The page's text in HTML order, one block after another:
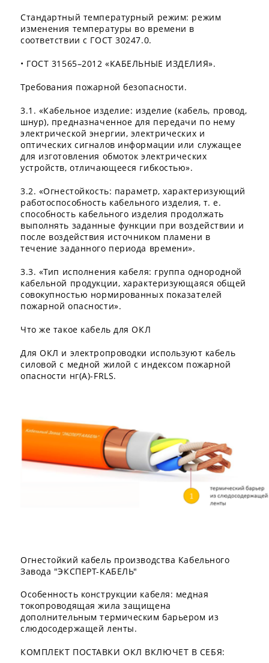
Стандартный температурный режим: режим
изменения температуры во времени в
соответствии с ГОСТ 30247.0.
• ГОСТ 31565–2012 «КАБЕЛЬНЫЕ ИЗДЕЛИЯ».
Требования пожарной безопасности.
3.1. «Кабельное изделие: изделие (кабель, провод,
шнур), предназначенное для передачи по нему
электрической энергии, электрических и
оптических сигналов информации или служащее
для изготовления обмоток электрических
устройств, отличающееся гибкостью».
3.2. «Огнестойкость: параметр, характеризующий
работоспособность кабельного изделия, т. е.
способность кабельного изделия продолжать
выполнять заданные функции при воздействии и
после воздействия источником пламени в
течение заданного периода времени».
3.3. «Тип исполнения кабеля: группа однородной
кабельной продукции, характеризующаяся общей
совокупностью нормированных показателей
пожарной опасности».
Что же такое кабель для ОКЛ
Для ОКЛ и электропроводки используют кабель
силовой с медной жилой с индексом пожарной
опасности нг(А)-FRLS.
Огнестойкий кабель производства Кабельного
Завода "ЭКСПЕРТ-КАБЕЛЬ"
Особенность конструкции кабеля: медная
токопроводящая жила защищена
дополнительным термическим барьером из
слюдосодержащей ленты.
КОМПЛЕКТ ПОСТАВКИ ОКЛ ВКЛЮЧЕТ В СЕБЯ: